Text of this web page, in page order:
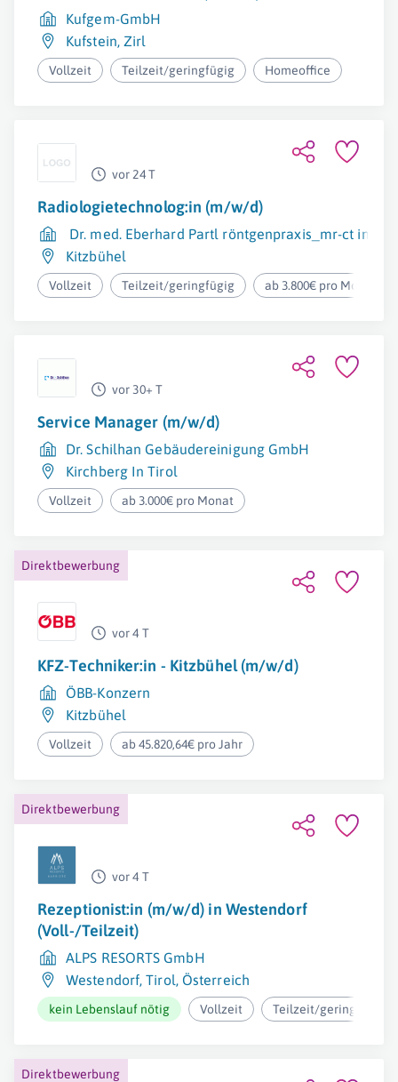
Kufgem-GmbH
Kufstein, Zirl
Vollzeit Teilzeit/geringfügig Homeoffice
vor 24 T
Radiologietechnolog:in (m/w/d)
Dr. med. Eberhard Partl röntgenpraxis_mr-ct
Kitzbühel
Vollzeit Teilzeit/geringfügig ab 3.800€ pro Monat
vor 30+ T
Service Manager (m/w/d)
Dr. Schilhan Gebäudereinigung GmbH
Kirchberg In Tirol
Vollzeit ab 3.000€ pro Monat
Direktbewerbung
vor 4 T
KFZ-Techniker:in - Kitzbühel (m/w/d)
ÖBB-Konzern
Kitzbühel
Vollzeit ab 45.820,64€ pro Jahr
Direktbewerbung
vor 4 T
Rezeptionist:in (m/w/d) in Westendorf
(Voll-/Teilzeit)
ALPS RESORTS GmbH
Westendorf,Tirol, Österreich
kein Lebenslauf nötig Vollzeit Teilzeit/geringfügig
Direktbewerbung